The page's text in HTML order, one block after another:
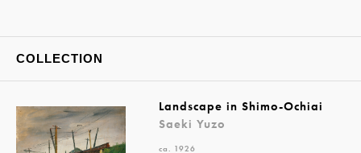
COLLECTION
Landscape in Shimo-Ochiai
Saeki Yuzo
ca. 1926